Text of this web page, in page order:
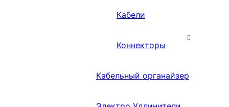
Кабели
Коннекторы
Кабельный органайзер